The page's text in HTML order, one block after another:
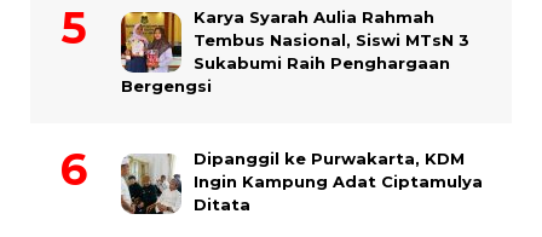
Karya Syarah Aulia Rahmah
Tembus Nasional, Siswi MTsN 3
Sukabumi Raih Penghargaan
Bergengsi
Dipanggil ke Purwakarta, KDM
Ingin Kampung Adat Ciptamulya
Ditata